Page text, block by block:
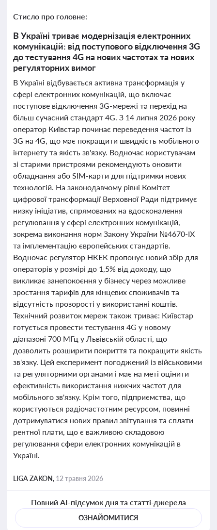
Стисло про головне:
В Україні триває модернізація електронних
комунікацій: від поступового відключення 3G
до тестування 4G на нових частотах та нових
регуляторних вимог
В Україні відбувається активна трансформація у
сфері електронних комунікацій, що включає
поступове відключення 3G-мережі та перехід на
більш сучасний стандарт 4G. З 14 липня 2026 року
оператор Київстар починає переведення частот із
3G на 4G, що має покращити швидкість мобільного
інтернету та якість зв'язку. Водночас користувачам
зі старими пристроями рекомендують оновити
обладнання або SIM-карти для підтримки нових
технологій. На законодавчому рівні Комітет
цифрової трансформації Верховної Ради підтримує
низку ініціатив, спрямованих на вдосконалення
регулювання у сфері електронних комунікацій,
зокрема виконання норм Закону України №4670-ІХ
та імплементацію європейських стандартів.
Водночас регулятор НКЕК пропонує новий збір для
операторів у розмірі до 1,5% від доходу, що
викликає занепокоєння у бізнесу через можливе
зростання тарифів для кінцевих споживачів та
відсутність прозорості у використанні коштів.
Технічний розвиток мереж також триває: Київстар
готується провести тестування 4G у новому
діапазоні 700 МГц у Львівській області, що
дозволить розширити покриття та покращити якість
зв'язку. Цей експеримент погоджений із військовими
та регуляторними органами і має на меті оцінити
ефективність використання нижчих частот для
мобільного зв'язку. Крім того, підприємства, що
користуються радіочастотним ресурсом, повинні
дотримуватися нових правил звітування та сплати
рентної плати, що є важливою складовою
регулювання сфери електронних комунікацій в
Україні.
LIGA ZAKON, 12 травня 2026
Повний AI-підсумок дня та статті-джерела
ОЗНАЙОМИТИСЯ